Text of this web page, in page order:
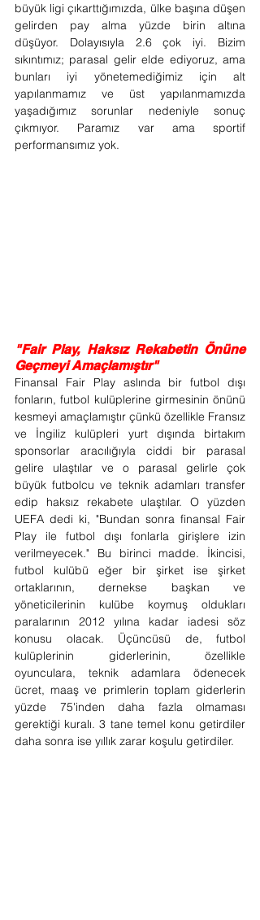
büyük ligi çıkarttığımızda, ülke başına düşen
gelirden pay alma yüzde birin altına
düşüyor. Dolayısıyla 2.6 çok iyi. Bizim
sıkıntımız; parasal gelir elde ediyoruz, ama
bunları iyi yönetemediğimiz için alt
yapılanmamız ve üst yapılanmamızda
yaşadığımız sorunlar nedeniyle sonuç
çıkmıyor. Paramız var ama sportif
performansımız yok.
"Fair Play, Haksız Rekabetin Önüne
Geçmeyi Amaçlamıştır"
Finansal Fair Play aslında bir futbol dışı
fonların, futbol kulüplerine girmesinin önünü
kesmeyi amaçlamıştır çünkü özellikle Fransız
ve İngiliz kulüpleri yurt dışında birtakım
sponsorlar aracılığıyla ciddi bir parasal
gelire ulaştılar ve o parasal gelirle çok
büyük futbolcu ve teknik adamları transfer
edip haksız rekabete ulaştılar. O yüzden
UEFA dedi ki, "Bundan sonra finansal Fair
Play ile futbol dışı fonlarla girişlere izin
verilmeyecek." Bu birinci madde. İkincisi,
futbol kulübü eğer bir şirket ise şirket
ortaklarının, dernekse başkan ve
yöneticilerinin kulübe koymuş oldukları
paralarının 2012 yılına kadar iadesi söz
konusu olacak. Üçüncüsü de, futbol
kulüplerinin giderlerinin, özellikle
oyunculara, teknik adamlara ödenecek
ücret, maaş ve primlerin toplam giderlerin
yüzde 75'inden daha fazla olmaması
gerektiği kuralı. 3 tane temel konu getirdiler
daha sonra ise yıllık zarar koşulu getirdiler.